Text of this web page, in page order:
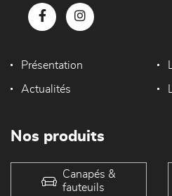
Présentation
Actualités
Nos produits
Canapés &
fauteuils